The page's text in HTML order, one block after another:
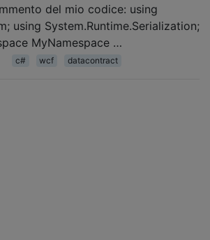
del mio codice: using
using System.Runtime.Serialization;
MyNamespace …
c# wcf datacontract